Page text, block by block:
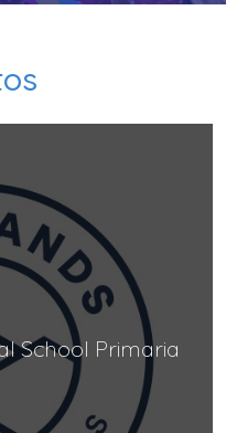
School Primaria